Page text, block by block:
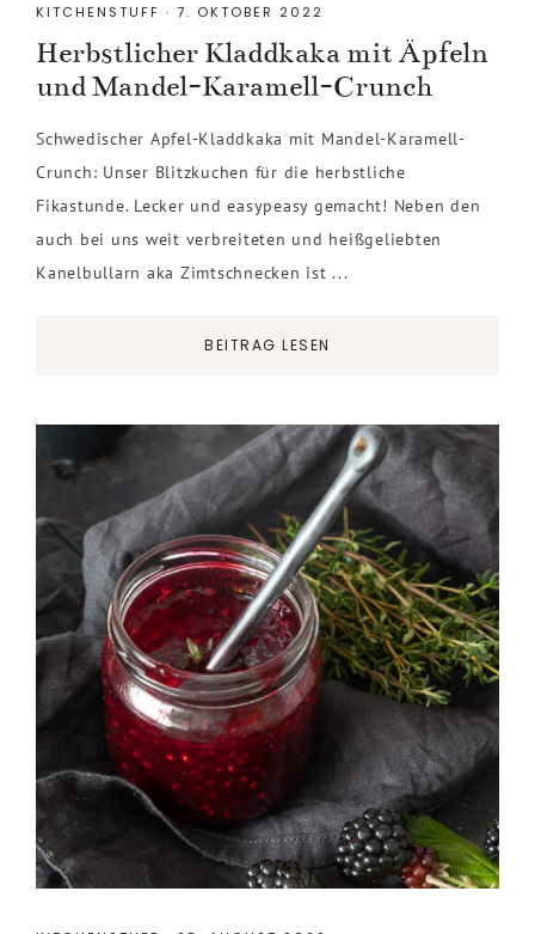
KITCHENSTUFF · 7. OKTOBER 2022
Herbstlicher Kladdkaka mit Äpfeln
und Mandel-Karamell-Crunch
Schwedischer Apfel-Kladdkaka mit Mandel-Karamell-
Crunch: Unser Blitzkuchen für die herbstliche
Fikastunde. Lecker und easypeasy gemacht! Neben den
auch bei uns weit verbreiteten und heißgeliebten
Kanelbullarn aka Zimtschnecken ist ...
BEITRAG LESEN